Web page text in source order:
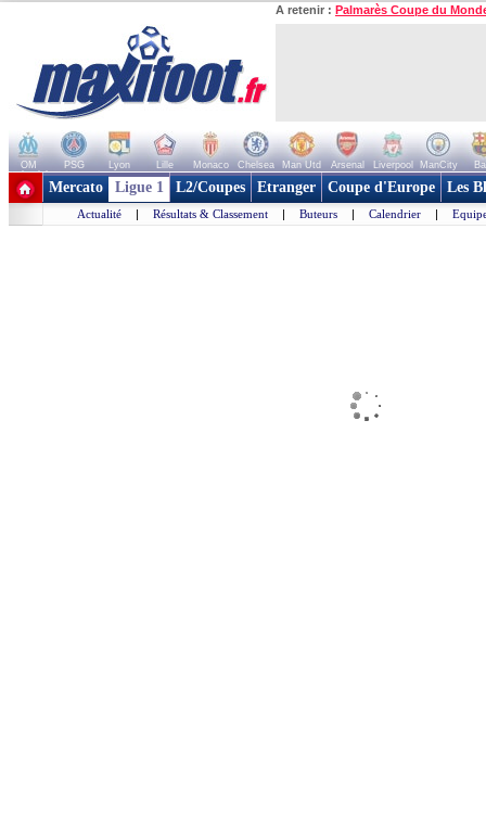
A retenir : Palmarès Coupe du
OM PSG Lyon Lille Monaco Chelsea Man Utd Arsenal Liverpool ManCity
+ de clubs
Mercato Ligue 1 L2/Coupes Etranger Coupe d'Europe Les
Actualité | Résultats & Classement | Buteurs | Calendrier |